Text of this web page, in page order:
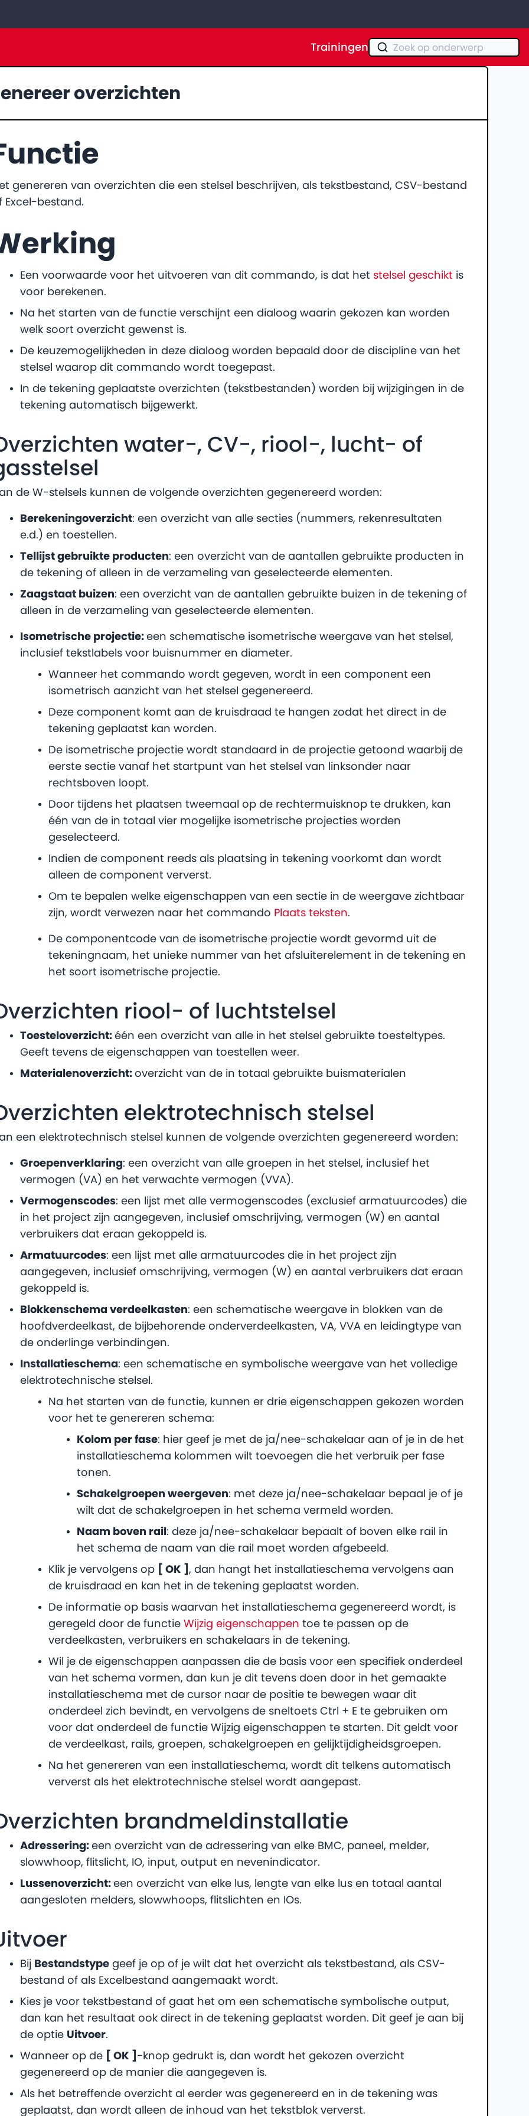
Trainingen Zoek op onderwerp
overzichten
genereren van overzichten die een stelsel beschrijven, als tekstbestand, CSV-bestand
Excel-bestand.
Een voorwaarde voor het uitvoeren van dit commando, is dat het stelsel geschikt is
voor berekenen.
Na het starten van de functie verschijnt een dialoog waarin gekozen kan worden
welk soort overzicht gewenst is.
De keuzemogelijkheden in deze dialoog worden bepaald door de discipline van het
stelsel waarop dit commando wordt toegepast.
In de tekening geplaatste overzichten (tekstbestanden) worden bij wijzigingen in de
tekening automatisch bijgewerkt.
water-, CV-, riool-, lucht- of
de W-stelsels kunnen de volgende overzichten gegenereerd worden:
Berekeningoverzicht: een overzicht van alle secties (nummers, rekenresultaten
e.d.) en toestellen.
Tellijst gebruikte producten: een overzicht van de aantallen gebruikte producten in
de tekening of alleen in de verzameling van geselecteerde elementen.
Zaagstaat buizen: een overzicht van de aantallen gebruikte buizen in de tekening of
alleen in de verzameling van geselecteerde elementen.
Isometrische projectie: een schematische isometrische weergave van het stelsel,
inclusief tekstlabels voor buisnummer en diameter.
Wanneer het commando wordt gegeven, wordt in een component een
isometrisch aanzicht van het stelsel gegenereerd.
Deze component komt aan de kruisdraad te hangen zodat het direct in de
tekening geplaatst kan worden.
De isometrische projectie wordt standaard in de projectie getoond waarbij de
eerste sectie vanaf het startpunt van het stelsel van linksonder naar
rechtsboven loopt.
Door tijdens het plaatsen tweemaal op de rechtermuisknop te drukken, kan
één van de in totaal vier mogelijke isometrische projecties worden
geselecteerd.
Indien de component reeds als plaatsing in tekening voorkomt dan wordt
alleen de component ververst.
Om te bepalen welke eigenschappen van een sectie in de weergave zichtbaar
zijn, wordt verwezen naar het commando Plaats teksten.
De componentcode van de isometrische projectie wordt gevormd uit de
tekeningnaam, het unieke nummer van het afsluiterelement in de tekening en
het soort isometrische projectie.
riool- of luchtstelsel
Toesteloverzicht: één een overzicht van alle in het stelsel gebruikte toesteltypes.
Geeft tevens de eigenschappen van toestellen weer.
Materialenoverzicht: overzicht van de in totaal gebruikte buismaterialen
elektrotechnisch stelsel
een elektrotechnisch stelsel kunnen de volgende overzichten gegenereerd worden:
Groepenverklaring: een overzicht van alle groepen in het stelsel, inclusief het
vermogen (VA) en het verwachte vermogen (VVA).
Vermogenscodes: een lijst met alle vermogenscodes (exclusief armatuurcodes) die
in het project zijn aangegeven, inclusief omschrijving, vermogen (W) en aantal
verbruikers dat eraan gekoppeld is.
Armatuurcodes: een lijst met alle armatuurcodes die in het project zijn
aangegeven, inclusief omschrijving, vermogen (W) en aantal verbruikers dat eraan
gekoppeld is.
Blokkenschema verdeelkasten: een schematische weergave in blokken van de
hoofdverdeelkast, de bijbehorende onderverdeelkasten, VA, VVA en leidingtype van
de onderlinge verbindingen.
Installatieschema: een schematische en symbolische weergave van het volledige
elektrotechnische stelsel.
Na het starten van de functie, kunnen er drie eigenschappen gekozen worden
voor het te genereren schema:
Kolom per fase: hier geef je met de ja/nee-schakelaar aan of je in de het
installatieschema kolommen wilt toevoegen die het verbruik per fase
tonen.
Schakelgroepen weergeven: met deze ja/nee-schakelaar bepaal je of je
wilt dat de schakelgroepen in het schema vermeld worden.
Naam boven rail : deze ja/nee-schakelaar bepaalt of boven elke rail in
het schema de naam van die rail moet worden afgebeeld.
Klik je vervolgens op
[ OK ] , dan hangt het installatieschema vervolgens aan
de kruisdraad en kan het in de tekening geplaatst worden.
De informatie op basis waarvan het installatieschema gegenereerd wordt, is
geregeld door de functie Wijzig eigenschappen toe te passen op de
verdeelkasten, verbruikers en schakelaars in de tekening.
Wil je de eigenschappen aanpassen die de basis voor een specifiek onderdeel
van het schema vormen, dan kun je dit tevens doen door in het gemaakte
installatieschema met de cursor naar de positie te bewegen waar dit
onderdeel zich bevindt, en vervolgens de sneltoets Ctrl + E te gebruiken om
voor dat onderdeel de functie Wijzig eigenschappen te starten. Dit geldt voor
de verdeelkast, rails, groepen, schakelgroepen en gelijktijdigheidsgroepen.
Na het genereren van een installatieschema, wordt dit telkens automatisch
ververst als het elektrotechnische stelsel wordt aangepast.
brandmeldinstallatie
Adressering: een overzicht van de adressering van elke BMC, paneel, melder,
slowwhoop, flitslicht, IO, input, output en nevenindicator.
Lussenoverzicht: een overzicht van elke lus, lengte van elke lus en totaal aantal
aangesloten melders, slowwhoops, flitslichten en IOs.
Bij Bestandstype geef je op of je wilt dat het overzicht als tekstbestand, als CSV-
bestand of als Excelbestand aangemaakt wordt.
Kies je voor tekstbestand of gaat het om een schematische symbolische output,
dan kan het resultaat ook direct in de tekening geplaatst worden. Dit geef je aan bij
de optie Uitvoer.
Wanneer op de
[ OK ] -knop gedrukt is, dan wordt het gekozen overzicht
gegenereerd op de manier die aangegeven is.
Als het betreffende overzicht al eerder was gegenereerd en in de tekening was
geplaatst, dan wordt alleen de inhoud van het tekstblok ververst.